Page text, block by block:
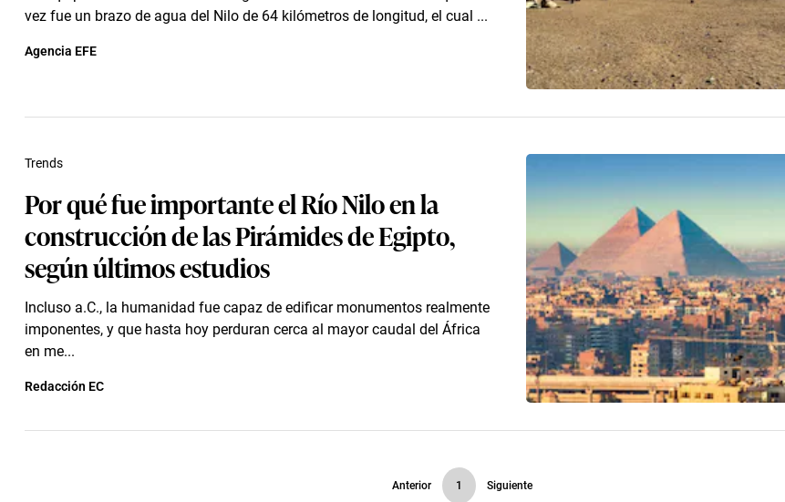
vez fue un brazo de agua del Nilo de 64 kilómetros de longitud, el cual ...
Agencia EFE
Por qué fue importante el Río Nilo en la
construcción de las Pirámides de Egipto,
según últimos estudios
Incluso a.C., la humanidad fue capaz de edificar monumentos realmente
imponentes, y que hasta hoy perduran cerca al mayor caudal del África
en me...
Trends
Redacción EC
Anterior 1 Siguiente